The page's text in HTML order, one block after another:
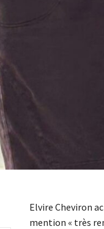
Elvire Cheviron
mention « très